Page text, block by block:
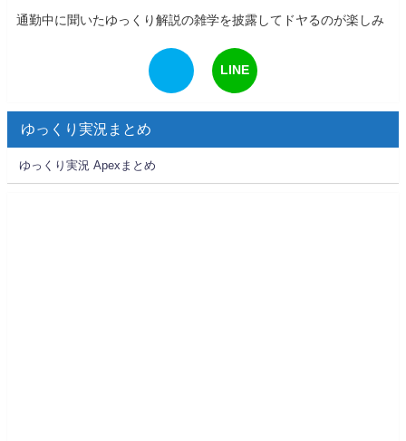
通勤中に聞いたゆっくり解説の雑学を披露してドヤるのが楽しみ
LINE
ゆっくり実況まとめ
ゆっくり実況 Apexまとめ